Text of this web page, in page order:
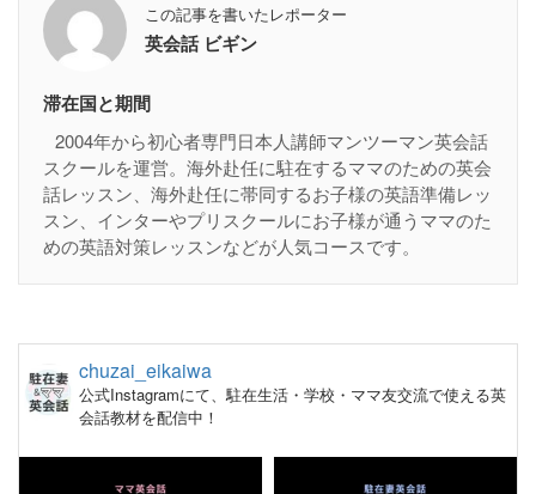
この記事を書いたレポーター
英会話 ビギン
滞在国と期間
2004年から初心者専門日本人講師マンツーマン英会話
スクールを運営。海外赴任に駐在するママのための英会
話レッスン、海外赴任に帯同するお子様の英語準備レッ
スン、インターやプリスクールにお子様が通うママのた
めの英語対策レッスンなどが人気コースです。
chuzai_eikaiwa
公式Instagramにて、駐在生活・学校・ママ友交流で使える英
会話教材を配信中！